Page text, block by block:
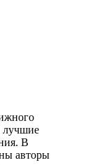
лучшие
В
авторы